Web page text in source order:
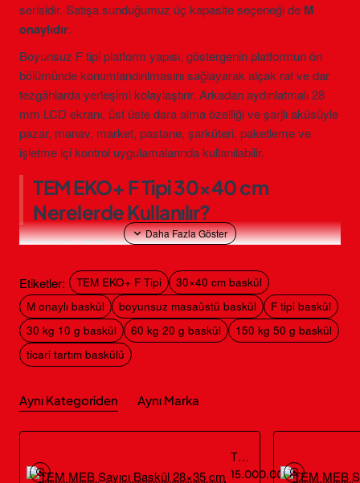
serisidir. Satışa sunduğumuz üç kapasite seçeneği de M
onaylıdır.
Boyunsuz F tipi platform yapısı, göstergenin platformun ön
bölümünde konumlandırılmasını sağlayarak alçak raf ve dar
tezgâhlarda yerleşimi kolaylaştırır. Arkadan aydınlatmalı 28
mm LCD ekranı, üst üste dara alma özelliği ve şarjlı aküsüyle
pazar, manav, market, pastane, şarküteri, paketleme ve
işletme içi kontrol uygulamalarında kullanılabilir.
TEM EKO+ F Tipi 30×40 cm
Nerelerde Kullanılır?
TEM EKO+ F Tipi, boyunlu bir göstergenin kullanım alanını
cm platform; kasa, kap, tepsi, paket, kutu ve küçük-orta boy
çuvalların dengeli biçimde tartılmasına yardımcı olur.
Pazar tezgâhları ve sebze-meyve satış noktaları
Manav, market ve şarküteri reyonları
Pastane, fırın ve paket servis hazırlık alanları
Küçük üretim, porsiyonlama ve paketleme işlemleri
Alçak raf ve dolapların bulunduğu tezgâh üstü tartım noktaları
TEM EKO+ F Tipi Baskülün Öne
Etiketler: TEM EKO+ F Tipi
30×40 cm baskül
M onaylı baskül
boyunsuz masaüstü baskül
F tipi baskül
30 kg 10 g baskül
60 kg 20 g baskül
150 kg 50 g baskül
ticari tartım baskülü
Aynı Kategoriden Aynı Marka
TEM MEB Sayıcı Baskül 28×35 cm
15.000,00TL